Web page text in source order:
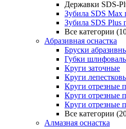
Державки SDS-
Зубила SDS Mах
Зубила SDS Plus
Все категории
Абразивная оснастка
Бруски
Губки
Круги заточные
Круги
Круги отрезные
Круги отрезные
Круги отрезные
Все категории
Алмазная оснастка